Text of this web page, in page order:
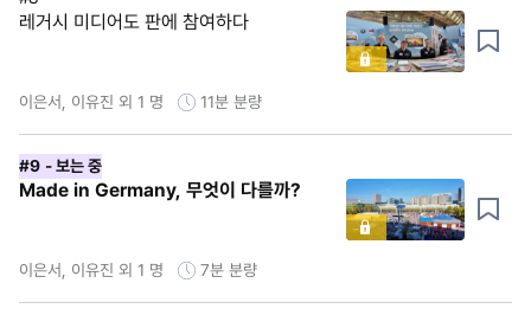
레거시 미디어도 판에 참여하다
이은서, 이유진 외 1 명 11분 분량
#9 - 보는 중
Made in Germany, 무엇이 다를까?
이은서, 이유진 외 1 명 7분 분량